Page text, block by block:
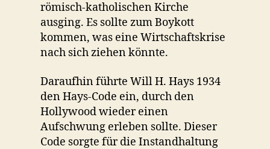
römisch-katholischen Kirche
ausging. Es sollte zum Boykott
kommen, was eine Wirtschaftskrise
nach sich ziehen könnte.
Daraufhin führte Will H. Hays 1934
den Hays-Code ein, durch den
Hollywood wieder einen
Aufschwung erleben sollte. Dieser
Code sorgte für die Instandhaltung